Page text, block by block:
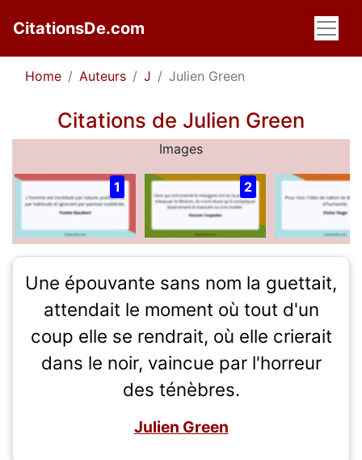
CitationsDe.com
Home Auteurs J Julien Green
Citations de Julien Green
Images
1 2
Une épouvante sans nom la guettait,
attendait le moment où tout d'un
coup elle se rendrait, où elle crierait
dans le noir, vaincue par l'horreur
des ténèbres.
Julien Green